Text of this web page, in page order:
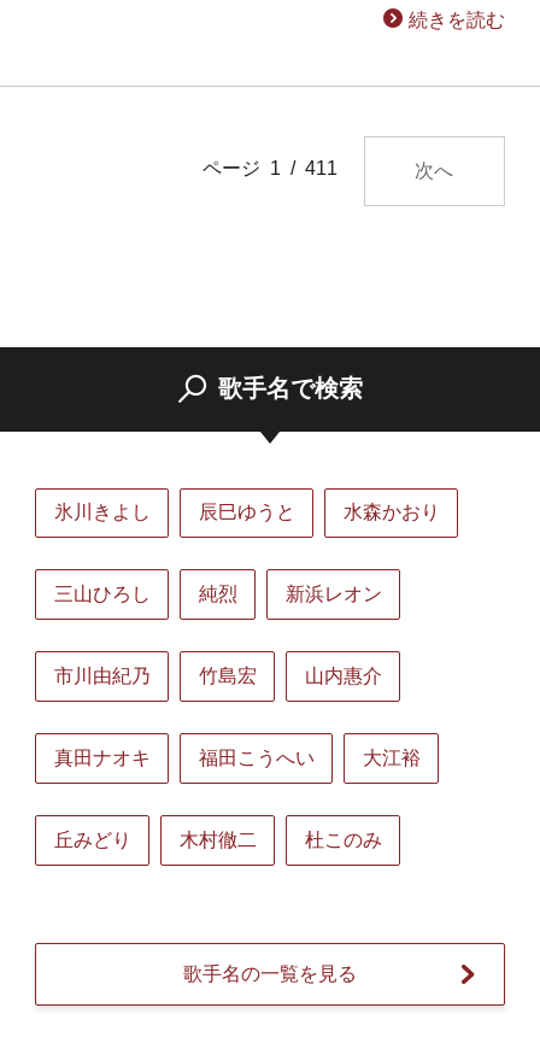
続きを読む
ページ 1 / 411 次へ
歌手名で検索
氷川きよし 辰巳ゆうと 水森かおり
三山ひろし 純烈 新浜レオン
市川由紀乃 竹島宏 山内惠介
真田ナオキ 福田こうへい 大江裕
丘みどり 木村徹二 杜このみ
歌手名の一覧を見る